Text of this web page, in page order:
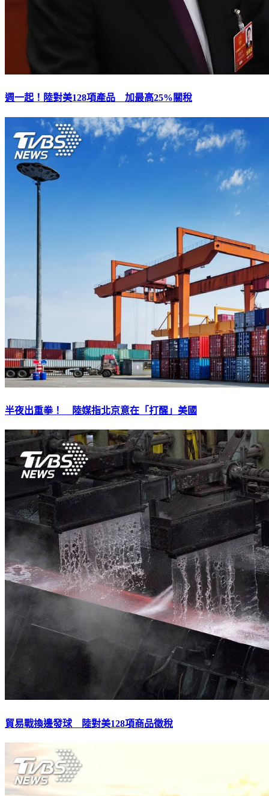
週一起！陸對美128項產品 加最高25%關稅
半夜出重拳！ 陸媒指北京意在「打醒」美國
貿易戰換邊發球 陸對美128項商品徵稅